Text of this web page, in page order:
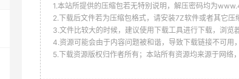
1.本站所提供的压缩包若无特别说明，解压密码均为
2.下载后文件若为压缩包格式，请安装7Z软件或者其它压
3.文件比较大的时候，建议使用下载工具进行下载，浏览
4.资源可能会由于内容问题被和谐，导致下载链接不可
5.下载资源版权归作者所有；本站所有资源均来源于网络